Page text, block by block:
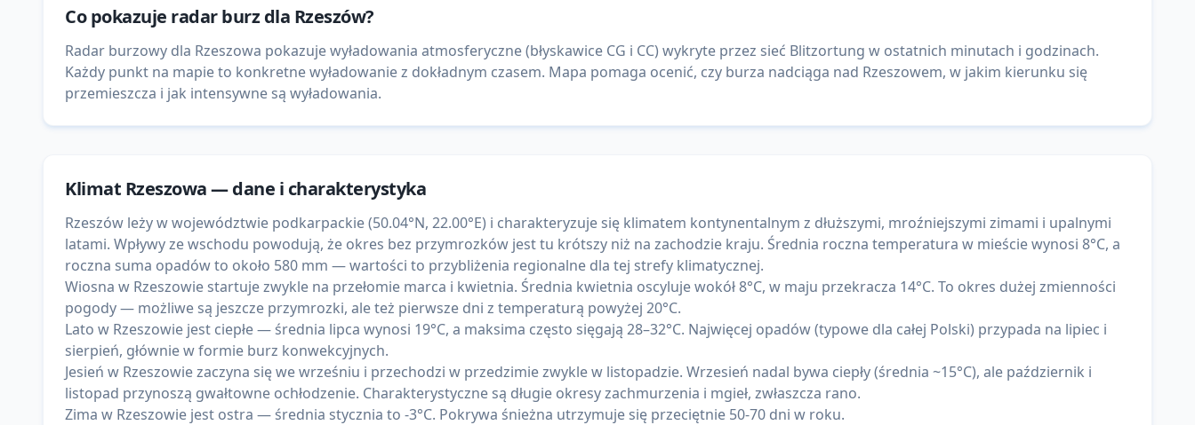
Co pokazuje radar burzdla Rzeszów?
Radar burzowy dla Rzeszowa pokazuje wyładowania atmosferyczne (błyskawice CG i CC) wykryte przez sieć Blitzortung w ostatnich minutach i godzinach.
Każdy punkt na mapie to konkretne wyładowanie z dokładnym czasem. Mapa pomaga ocenić, czy burza nadciąga nad Rzeszowem, w jakim kierunku się
przemieszcza i jak intensywne są wyładowania.
Klimat Rzeszowa— dane i charakterystyka
Rzeszów leży w województwie podkarpackie (50.04°N, 22.00°E) i charakteryzuje się klimatem kontynentalnym z dłuższymi, mroźniejszymi zimami i upalnymi
latami. Wpływy ze wschodu powodują, że okres bez przymrozków jest tu krótszy niż na zachodzie kraju. Średnia roczna temperatura w mieście wynosi 8°C, a
roczna suma opadów to około 580 mm — wartości to przybliżenia regionalne dla tej strefy klimatycznej.
Wiosna w Rzeszowie startuje zwykle na przełomie marca i kwietnia. Średnia kwietnia oscyluje wokół 8°C, w maju przekracza 14°C. To okres dużej zmienności
pogody — możliwe są jeszcze przymrozki, ale też pierwsze dni z temperaturą powyżej 20°C.
Lato w Rzeszowie jest ciepłe — średnia lipca wynosi 19°C, a maksima często sięgają 28–32°C. Najwięcej opadów (typowe dla całej Polski) przypada na lipiec i
sierpień, głównie w formie burz konwekcyjnych.
Jesień w Rzeszowie zaczyna się we wrześniu i przechodzi w przedzimie zwykle w listopadzie. Wrzesień nadal bywa ciepły (średnia ~15°C), ale październik i
listopad przynoszą gwałtowne ochłodzenie. Charakterystyczne są długie okresy zachmurzenia i mgieł, zwłaszcza rano.
Zima w Rzeszowie jest ostra — średnia stycznia to -3°C. Pokrywa śnieżna utrzymuje się przeciętnie 50-70 dni w roku.